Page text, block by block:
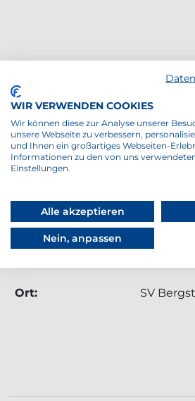
TERMIN: TURNIERE - 1.
TURNIERE
Datum:
Ort: SV
WIR VERWENDEN COOKIES
Wir können diese zur Analyse unserer
unsere Webseite zu verbessern,
und Ihnen ein großartiges Webseiten-
Informationen zu den von uns
Einstellungen.
Alle akzeptieren
Nein, anpassen